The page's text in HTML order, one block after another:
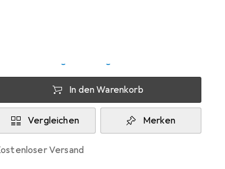
In den Warenkorb
Vergleichen Merken
kostenloser Versand